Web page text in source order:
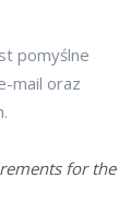
pomyślne
mail oraz
for the